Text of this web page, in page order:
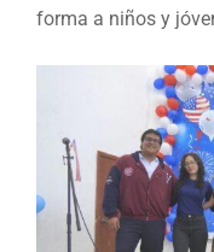
forma a niños y